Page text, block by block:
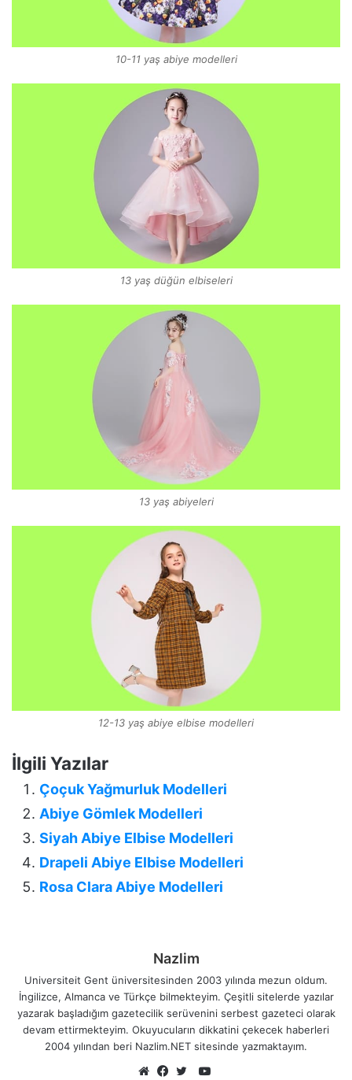
10-11 yaş abiye modelleri
13 yaş düğün elbiseleri
13 yaş abiyeleri
12-13 yaş abiye elbise modelleri
İlgili Yazılar
Çoçuk Yağmurluk Modelleri
Abiye Gömlek Modelleri
Siyah Abiye Elbise Modelleri
Drapeli Abiye Elbise Modelleri
Rosa Clara Abiye Modelleri
Nazlim
Universiteit Gent üniversitesinden 2003 yılında mezun oldum.
İngilizce, Almanca ve Türkçe bilmekteyim. Çeşitli sitelerde yazılar
yazarak başladığım gazetecilik serüvenini serbest gazeteci olarak
devam ettirmekteyim. Okuyucuların dikkatini çekecek haberleri
2004 yılından beri Nazlim.NET sitesinde yazmaktayım.
YouTube